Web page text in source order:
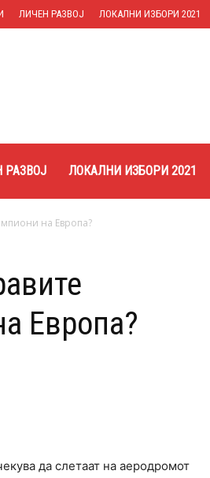
ЛИЧЕН РАЗВОЈ ЛОКАЛНИ ИЗБОРИ 2021
РАЗВОЈ ЛОКАЛНИ ИЗБОРИ 2021
на Европа?
Европа?
да слетаат на аеродромот